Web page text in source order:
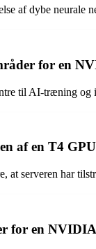
af dybe neurale
for en
til AI-træning og
af en T4
at serveren har
for en